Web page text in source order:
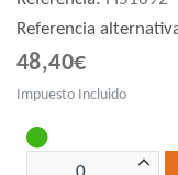
Referencia
48,40€
Impuesto Incluido